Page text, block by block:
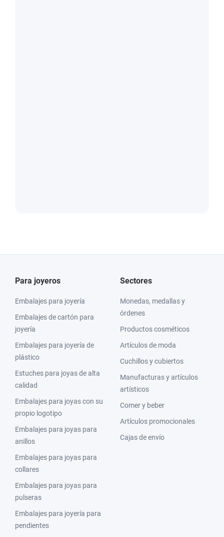
Para joyeros
Embalajes para joyería
Embalajes de cartón para
joyería
Embalajes para joyería de
plástico
Estuches para joyas de alta
calidad
Embalajes para joyas con su
propio logotipo
Embalajes para joyas para
anillos
Embalajes para joyas para
collares
Embalajes para joyas para
pulseras
Embalajes para joyería para
pendientes
Sectores
Monedas, medallas y
órdenes
Productos cosméticos
Artículos de moda
Cuchillos y cubiertos
Manufacturas y artículos
artísticos
Comer y beber
Artículos promocionales
Cajas de envío